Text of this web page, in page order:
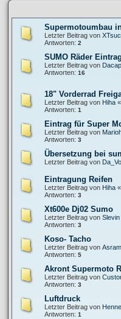
Supermotoumbau
Letzter Beitrag von
Antworten: 2
SUMO Räder
Letzter Beitrag von
Antworten: 16
18" Vorderrad
Letzter Beitrag von Hiha «
Antworten: 1
Eintrag für Super
Letzter Beitrag von
Antworten: 3
Übersetzung bei
Letzter Beitrag von
Eintragung Reifen
Letzter Beitrag von Hiha «
Antworten: 3
Xt600e Dj02 Sumo
Letzter Beitrag von Slevin
Antworten: 3
Koso- Tacho
Letzter Beitrag von
Antworten: 5
Akront Supermoto
Letzter Beitrag von
Antworten: 3
Luftdruck
Letzter Beitrag von
Antworten: 1